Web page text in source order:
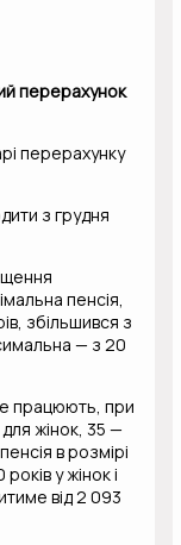
перерахунок
перерахунку
з грудня
пенсія,
збільшився з
— з 20
працюють, при
жінок, 35 —
в розмірі
у жінок і
від 2 093